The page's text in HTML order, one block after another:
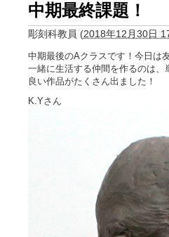
中期最終課題！
彫刻科教員 (2018年12月30日
中期最後のAクラスです！今日は
一緒に生活する仲間を作るのは
良い作品がたくさん出ました！
K.Yさん